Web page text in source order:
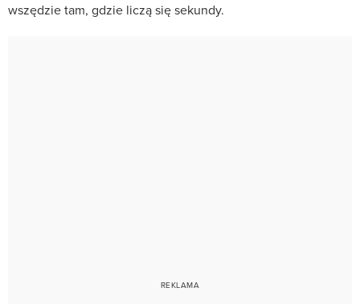
wszędzie tam, gdzie liczą się sekundy.